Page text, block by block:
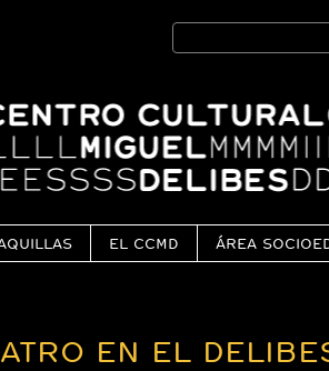
Search
for:
EL CCMD ÁREA
EN EL